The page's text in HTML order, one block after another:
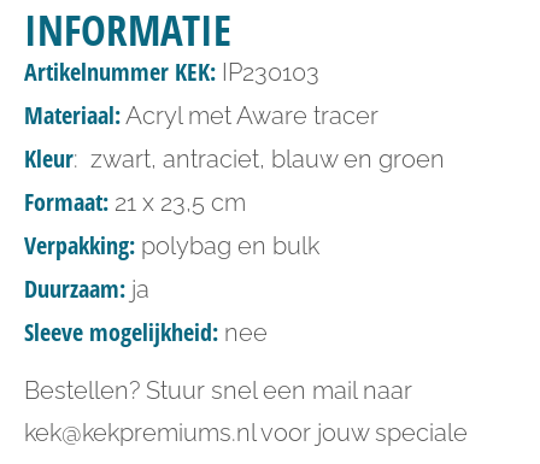
INFORMATIE
Artikelnummer KEK: IP230103
Materiaal:Acryl met Aware tracer
Kleur: zwart, antraciet, blauw en groen
Formaat: 21 x 23,5 cm
Verpakking: polybag en bulk
Duurzaam: ja
Sleeve mogelijkheid: nee
Bestellen? Stuur snel een mail naar
kek@kekpremiums.nl voor jouw speciale